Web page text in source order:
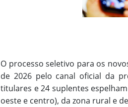
O processo seletivo para os
de 2026 pelo canal oficial da
titulares e 24 suplentes
oeste e centro), da zona rural e